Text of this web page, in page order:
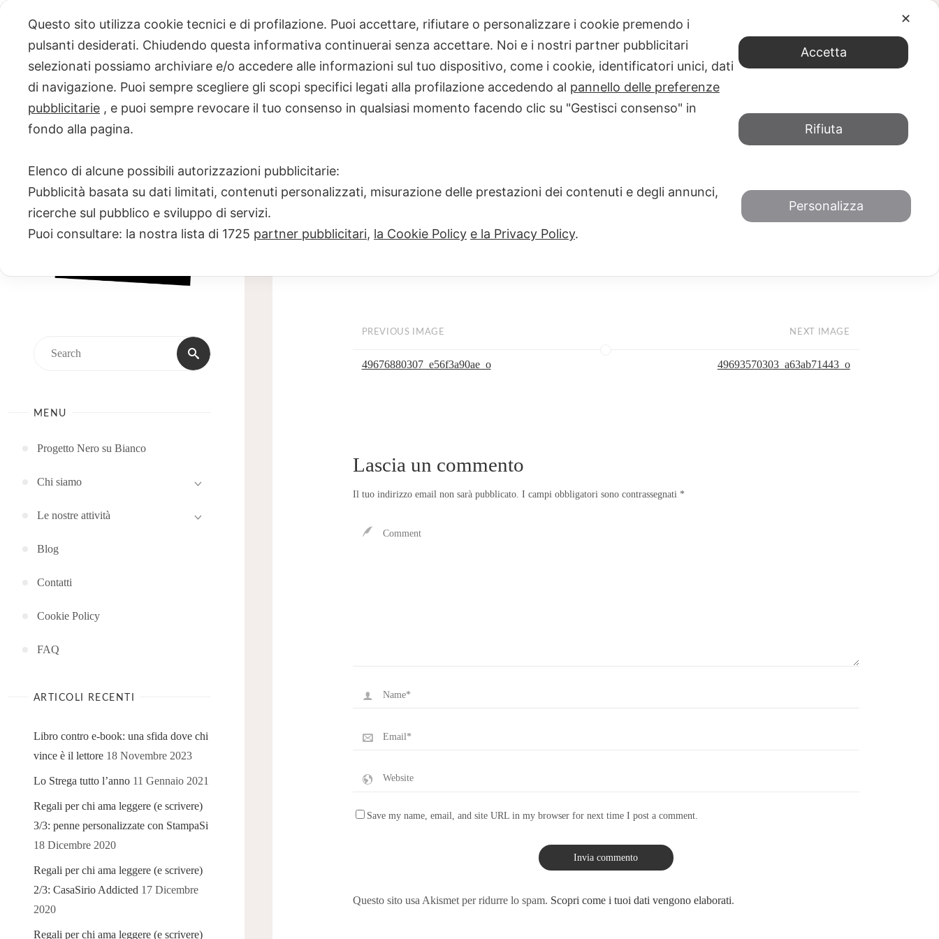
content
PROGETTO
NERO SU
BIANCO
Scuola di scrittura e creatività
Search
MENU
Progetto Nero su Bianco
Chi siamo
Le nostre attività
Blog
Contatti
Cookie Policy
FAQ
ARTICOLI RECENTI
Libro contro e-book: una sfida dove chi
vince è il lettore 18 Novembre 2023
Lo Strega tutto l’anno 11 Gennaio 2021
Regali per chi ama leggere (e scrivere)
3/3: penne personalizzate con StampaSi
18 Dicembre 2020
Regali per chi ama leggere (e scrivere)
2/3: CasaSirio Addicted 17 Dicembre
2020
Regali per chi ama leggere (e scrivere)
49676062523_c22d57b687_o
FULL
SIZE
600 × 200 PIXELS SCRIVERE DURANTE IL LOCKDOWN
PREVIOUS IMAGE
49676880307_e56f3a90ae_o
NEXT IMAGE
49693570303_a63ab71443_o
Lascia un commento
Il tuo indirizzo email non sarà pubblicato. I campi obbligatori sono contrassegnati *
Save my name, email, and site URL in my browser for next time I post a comment.
Questo sito usa Akismet per ridurre lo spam. Scopri come i tuoi dati vengono elaborati.
✕
Questo sito utilizza cookie tecnici e di profilazione. Puoi accettare, rifiutare o personalizzare i cookie premendo i
pulsanti desiderati. Chiudendo questa informativa continuerai senza accettare. Noi e i nostri partner pubblicitari
selezionati possiamo archiviare e/o accedere alle informazioni sul tuo dispositivo, come i cookie, identificatori unici, dati
di navigazione. Puoi sempre scegliere gli scopi specifici legati alla profilazione accedendo al pannello delle preferenze
pubblicitarie , e puoi sempre revocare il tuo consenso in qualsiasi momento facendo clic su "Gestisci consenso" in
fondo alla pagina.
Elenco di alcune possibili autorizzazioni pubblicitarie:
Pubblicità basata su dati limitati, contenuti personalizzati, misurazione delle prestazioni dei contenuti e degli annunci,
ricerche sul pubblico e sviluppo di servizi.
Puoi consultare: la nostra lista di 1725 partner pubblicitari, la Cookie Policy e la Privacy Policy.
Accetta
Rifiuta
Personalizza